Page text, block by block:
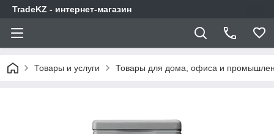
TradeKZ - интернет-магазин
Товары и услуги Товары для дома, офиса и